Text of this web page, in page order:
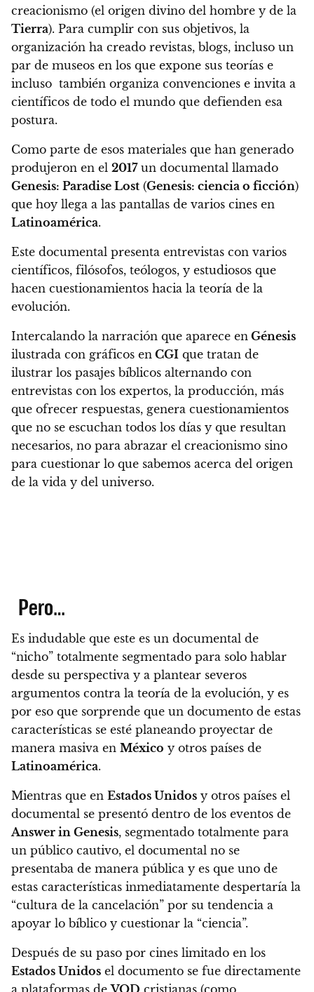
creacionismo (el origen divino del hombre y de la
Tierra). Para cumplir con sus objetivos, la
organización ha creado revistas, blogs, incluso un
par de museos en los que expone sus teorías e
incluso también organiza convenciones e invita a
científicos de todo el mundo que defienden esa
postura.
Como parte de esos materiales que han generado
produjeron en el 2017un documental llamado
Genesis: Paradise Lost (Genesis: ciencia o ficción)
que hoy llega a las pantallas de varios cines en
Latinoamérica.
Este documental presenta entrevistas con varios
científicos, filósofos, teólogos, y estudiosos que
hacen cuestionamientos hacia la teoría de la
evolución.
Intercalando la narración que aparece en Génesis
ilustrada con gráficos en CGI que tratan de
ilustrar los pasajes bíblicos alternando con
entrevistas con los expertos, la producción, más
que ofrecer respuestas, genera cuestionamientos
que no se escuchan todos los días y que resultan
necesarios, no para abrazar el creacionismo sino
para cuestionar lo que sabemos acerca del origen
de la vida y del universo.
Pero…
Es indudable que este es un documental de
“nicho” totalmente segmentado para solo hablar
desde su perspectiva y a plantear severos
argumentos contra la teoría de la evolución, y es
por eso que sorprende que un documento de estas
características se esté planeando proyectar de
manera masiva en México y otros países de
Latinoamérica.
Mientras que en Estados Unidos y otros países el
documental se presentó dentro de los eventos de
Answer in Genesis, segmentado totalmente para
un público cautivo, el documental no se
presentaba de manera pública y es que uno de
estas características inmediatamente despertaría la
“cultura de la cancelación” por su tendencia a
apoyar lo bíblico y cuestionar la “ciencia”.
Después de su paso por cines limitado en los
Estados Unidos el documento se fue directamente
a plataformas deVOD cristianas (como